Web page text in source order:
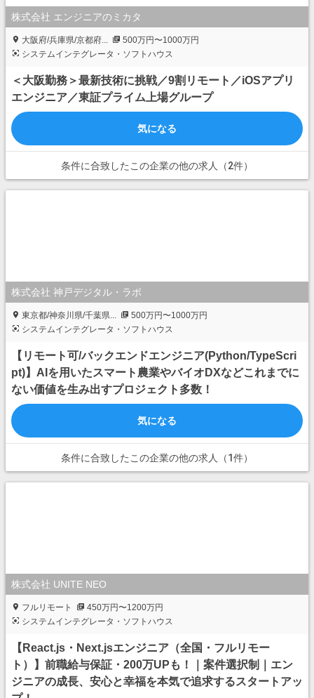
株式会社 エンジニアのミカタ
大阪府/兵庫県/京都府...
500万円〜1000万円
システムインテグレータ・ソフトハウス
＜大阪勤務＞最新技術に挑戦／9割リモート／iOSアプリ
エンジニア／東証プライム上場グループ
気になる
条件に合致したこの企業の他の求人（2件）
株式会社 神戸デジタル・ラボ
東京都/神奈川県/千葉県...
500万円〜1000万円
システムインテグレータ・ソフトハウス
【リモート可/バックエンドエンジニア(Python/TypeScri
pt)】AIを用いたスマート農業やバイオDXなどこれまでに
ない価値を生み出すプロジェクト多数！
気になる
条件に合致したこの企業の他の求人（1件）
株式会社 UNITE NEO
フルリモート
450万円〜1200万円
システムインテグレータ・ソフトハウス
【React.js・Next.jsエンジニア（全国・フルリモー
ト）】前職給与保証・200万UPも！｜案件選択制｜エン
ジニアの成長、安心と幸福を本気で追求するスタートアッ